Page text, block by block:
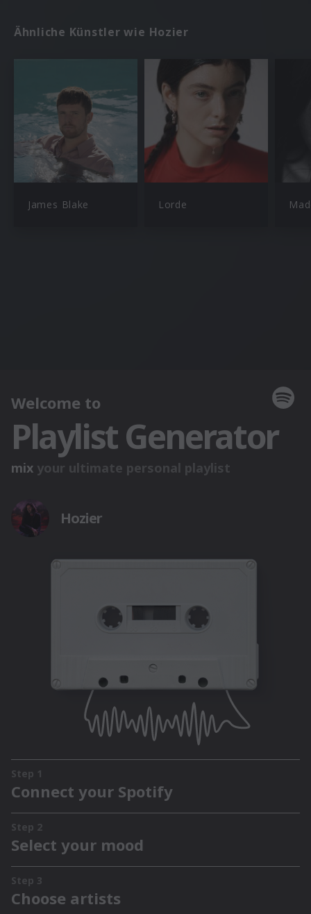
Ähnliche Künstler wie Hozier
James Blake Lorde